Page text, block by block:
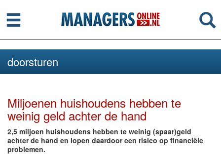
Menu
doorsturen
Miljoenen huishoudens hebben te
weinig geld achter de hand
2,5 miljoen huishoudens hebben te weinig (spaar)geld
achter de hand en lopen daardoor een risico op financiële
problemen.